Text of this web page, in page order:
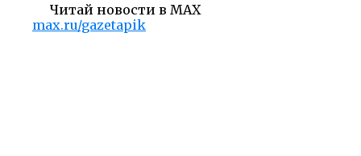
Читай новости в MAX
max.ru/gazetapik